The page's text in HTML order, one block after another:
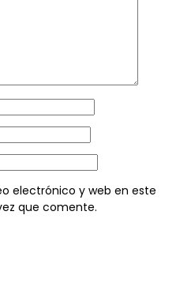
electrónico y web en este
que comente.